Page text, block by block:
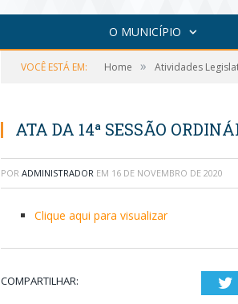
O MUNICÍPIO
VOCÊ ESTÁ EM: Home » Atividades
ATA DA 14ª SESSÃO
POR ADMINISTRADOR EM 16 DE NOVEMBRO DE 2020
Clique aqui para visualizar
COMPARTILHAR: